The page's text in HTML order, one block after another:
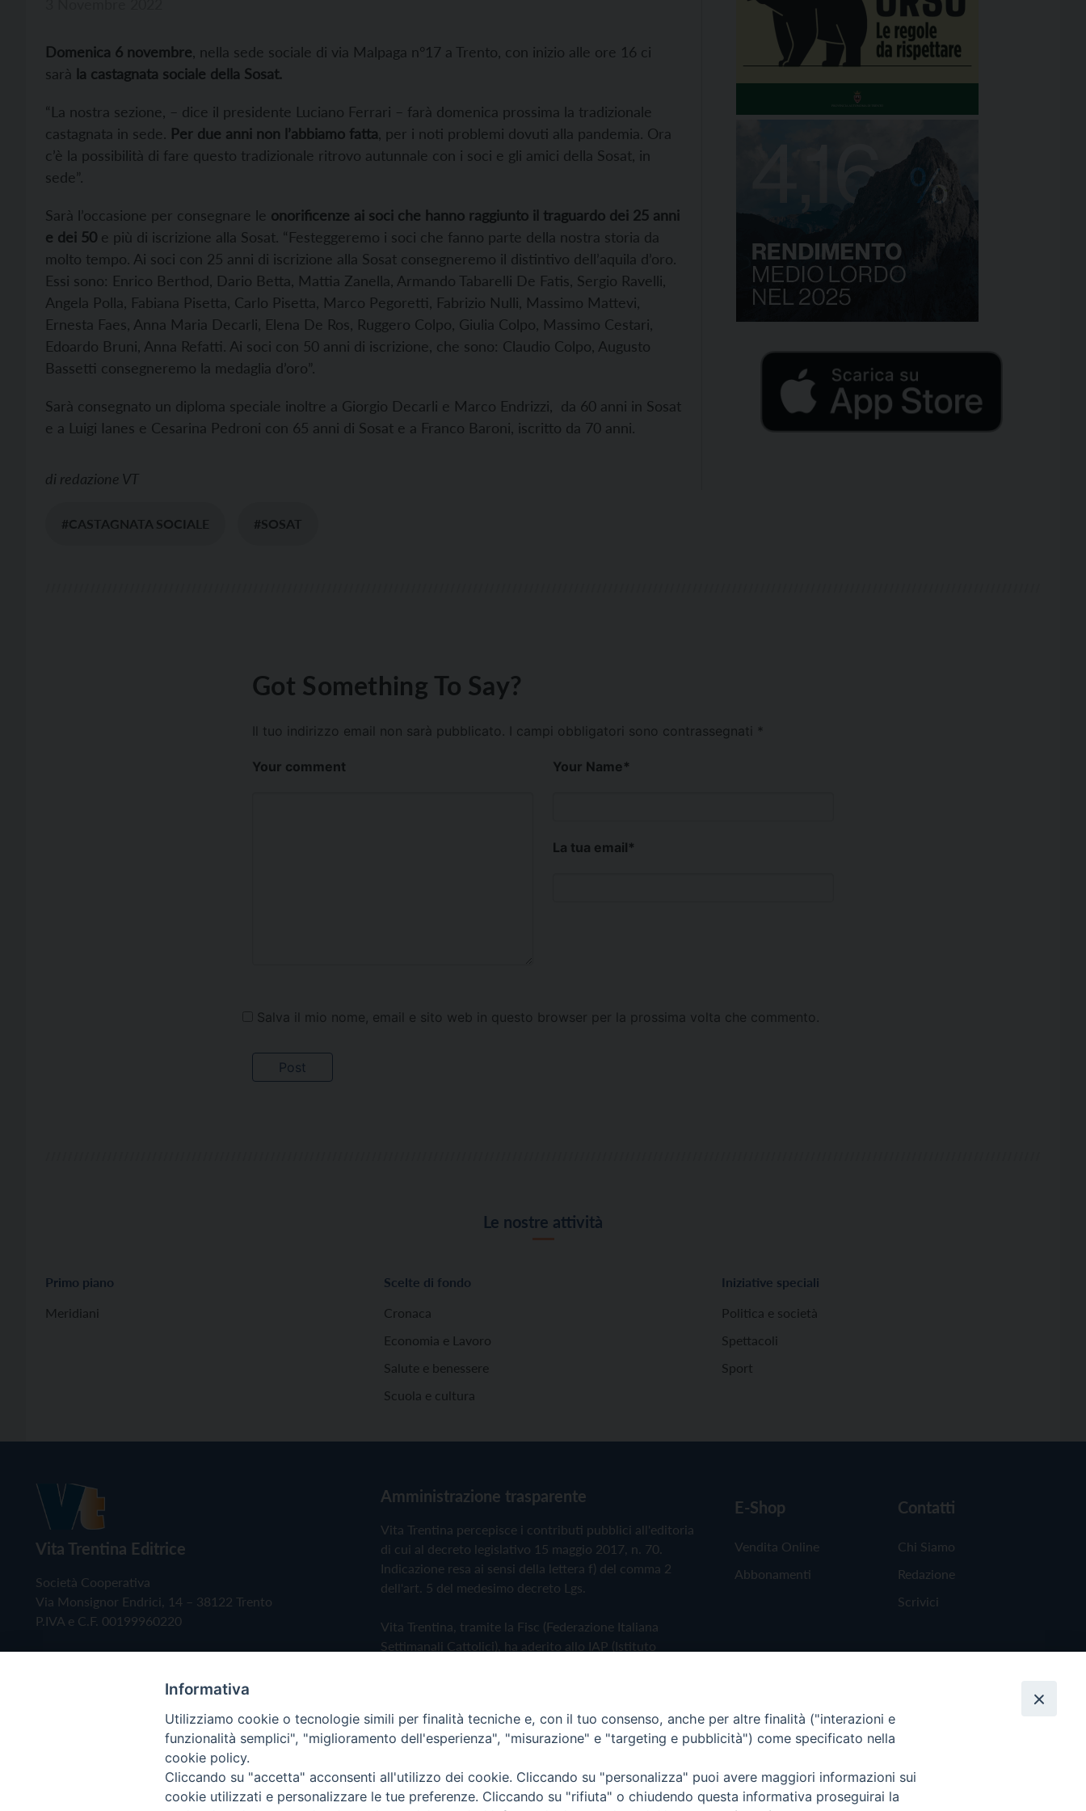
Domenica 6 novembre , nella sede sociale di via Malpaga n°17 a Trento, con inizio alle ore 16 ci
sarà la castagnata sociale della Sosat.
“La nostra sezione, – dice il presidente Luciano Ferrari – farà domenica prossima la tradizionale
castagnata in sede. Per due anni non l’abbiamo fatta , per i noti problemi dovuti alla pandemia. Ora
c’è la possibilità di fare questo tradizionale ritrovo autunnale con i soci e gli amici della Sosat, in
sede”.
Sarà l’occasione per consegnare le onorificenze ai soci che hanno raggiunto il traguardo dei 25 anni
e dei 50 e più di iscrizione alla Sosat. “Festeggeremo i soci che fanno parte della nostra storia da
molto tempo. Ai soci con 25 anni di iscrizione alla Sosat consegneremo il distintivo dell’aquila d’oro.
Essi sono: Enrico Berthod, Dario Betta, Mattia Zanella, Armando Tabarelli De Fatis, Sergio Ravelli,
Angela Polla, Fabiana Pisetta, Carlo Pisetta, Marco Pegoretti, Fabrizio Nulli, Massimo Mattevi,
Ernesta Faes, Anna Maria Decarli, Elena De Ros, Ruggero Colpo, Giulia Colpo, Massimo Cestari,
Edoardo Bruni, Anna Refatti. Ai soci con 50 anni di iscrizione, che sono: Claudio Colpo, Augusto
Bassetti consegneremo la medaglia d’oro”.
Sarà consegnato un diploma speciale inoltre a Giorgio Decarli e Marco Endrizzi, da 60 anni in Sosat
e a Luigi Ianes e Cesarina Pedroni con 65 anni di Sosat e a Franco Baroni, iscritto da 70 anni.
di redazione VT
#CASTAGNATA SOCIALE #SOSAT
Got Something To Say?
Il tuo indirizzo email non sarà pubblicato. I campi obbligatori sono contrassegnati *
Your comment Your Name*
La tua email*
Salva il mio nome, email e sito web in questo browser per la prossima volta che commento.
Le nostre attività
Primo piano
Meridiani
Scelte di fondo
Cronaca
Economia e Lavoro
Salute e benessere
Scuola e cultura
Iniziative speciali
Politica e società
Spettacoli
Sport
Vita Trentina Editrice
Società Cooperativa
Via Monsignor Endrici, 14 – 38122 Trento
P.IVA e C.F. 00199960220
Amministrazione trasparente
Vita Trentina percepisce i contributi pubblici all'editoria
di cui al decreto legislativo 15 maggio 2017, n. 70.
Indicazione resa ai sensi della lettera f) del comma 2
dell'art. 5 del medesimo decreto Lgs.
Vita Trentina, tramite la Fisc (Federazione Italiana
Settimanali Cattolici), ha aderito allo IAP (Istituto
Privacy Policy Cookie Policy
E-Shop
Vendita Online
Abbonamenti
Contatti
Chi Siamo
Redazione
Scrivici
Copyright © 2019 - Tutti i diritti riservati - Vita Trentina Editrice
Informativa
Utilizziamo cookie o tecnologie simili per finalità tecniche e, con il tuo consenso, anche per altre finalità ("interazioni e
funzionalità semplici", "miglioramento dell'esperienza", "misurazione" e "targeting e pubblicità") come specificato nella
cookie policy.
Cliccando su "accetta" acconsenti all'utilizzo dei cookie. Cliccando su "personalizza" puoi avere maggiori informazioni sui
cookie utilizzati e personalizzare le tue preferenze. Cliccando su "rifiuta" o chiudendo questa informativa proseguirai la